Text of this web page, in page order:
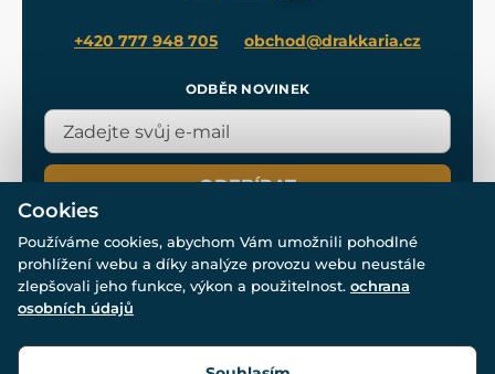
+420 777 948 705 obchod@drakkaria.cz
ODBĚR NOVINEK
ODEBÍRAT
© Všechna práva vyhrazena. www.drakkaria.cz 2007-2026.
Cookies
Používáme cookies, abychom Vám umožnili pohodlné
prohlížení webu a díky analýze provozu webu neustále
zlepšovali jeho funkce, výkon a použitelnost. ochrana
osobních údajů